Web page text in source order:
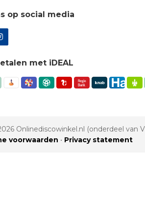
op social media
met iDEAL
Onlinediscowinkel.nl (onderdeel van
voorwaarden • Privacy statement